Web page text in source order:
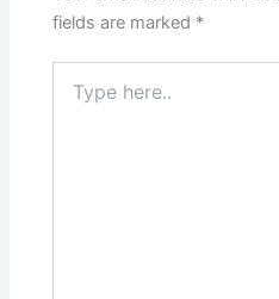
fields are marked *
here..